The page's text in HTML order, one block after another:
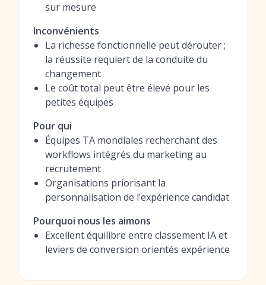
sur mesure
Inconvénients
La richesse fonctionnelle peut dérouter ;
la réussite requiert de la conduite du
changement
Le coût total peut être élevé pour les
petites équipes
Pour qui
Équipes TA mondiales recherchant des
workflows intégrés du marketing au
recrutement
Organisations priorisant la
personnalisation de l’expérience candidat
Pourquoi nous les aimons
Excellent équilibre entre classement IA et
leviers de conversion orientés expérience